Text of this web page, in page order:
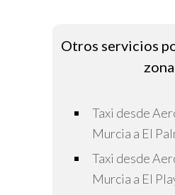
Otros servicios
zona
Taxi desde
Murcia a El
Taxi desde
Murcia a El